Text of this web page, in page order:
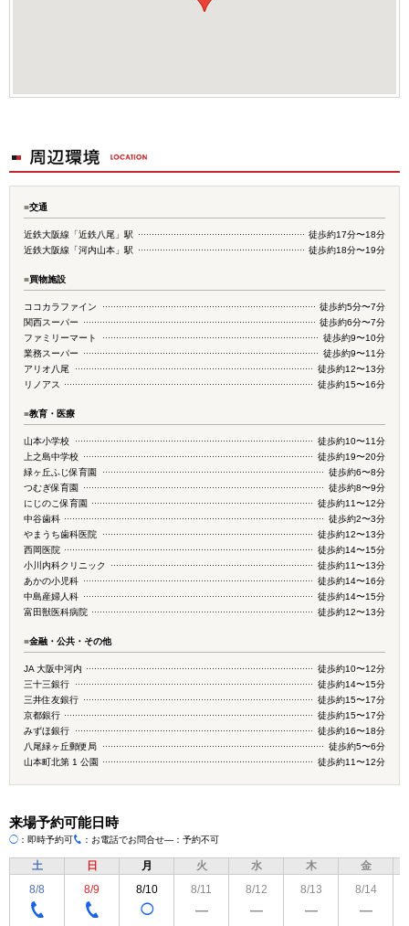
■交通
近鉄大阪線「近鉄八尾」駅
徒歩約17分〜18分
近鉄大阪線「河内山本」駅
徒歩約18分〜19分
■買物施設
ココカラファイン
徒歩約5分〜7分
関西スーパー
徒歩約6分〜7分
ファミリーマート
徒歩約9〜10分
業務スーパー
徒歩約9〜11分
アリオ八尾
徒歩約12〜13分
リノアス
徒歩約15〜16分
■教育・医療
山本小学校
徒歩約10〜11分
上之島中学校
徒歩約19〜20分
緑ヶ丘ふじ保育園
徒歩約6〜8分
つむぎ保育園
徒歩約8〜9分
にじのこ保育園
徒歩約11〜12分
中谷歯科
徒歩約2〜3分
やまうち歯科医院
徒歩約12〜13分
西岡医院
徒歩約14〜15分
小川内科クリニック
徒歩約11〜13分
あかの小児科
徒歩約14〜16分
中島産婦人科
徒歩約14〜15分
富田獣医科病院
徒歩約12〜13分
■金融・公共・その他
JA 大阪中河内
徒歩約10〜12分
三十三銀行
徒歩約14〜15分
三井住友銀行
徒歩約15〜17分
京都銀行
徒歩約15〜17分
みずほ銀行
徒歩約16〜18分
八尾緑ヶ丘郵便局
徒歩約5〜6分
山本町北第 1 公園
徒歩約11〜12分
来場予約可能日時
◯ ：即時予約可 TEL
：お電話でお問合せ―：予約不可
土
8/8
TEL
日
8/9
TEL
月
8/10
◯
火
8/11
―
水
8/12
―
木
8/13
―
金
8/14
―